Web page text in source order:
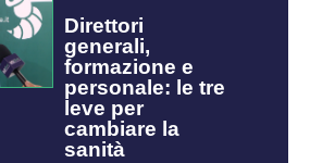
Direttori
generali,
formazione e
personale: le tre
leve per
cambiare la
sanità